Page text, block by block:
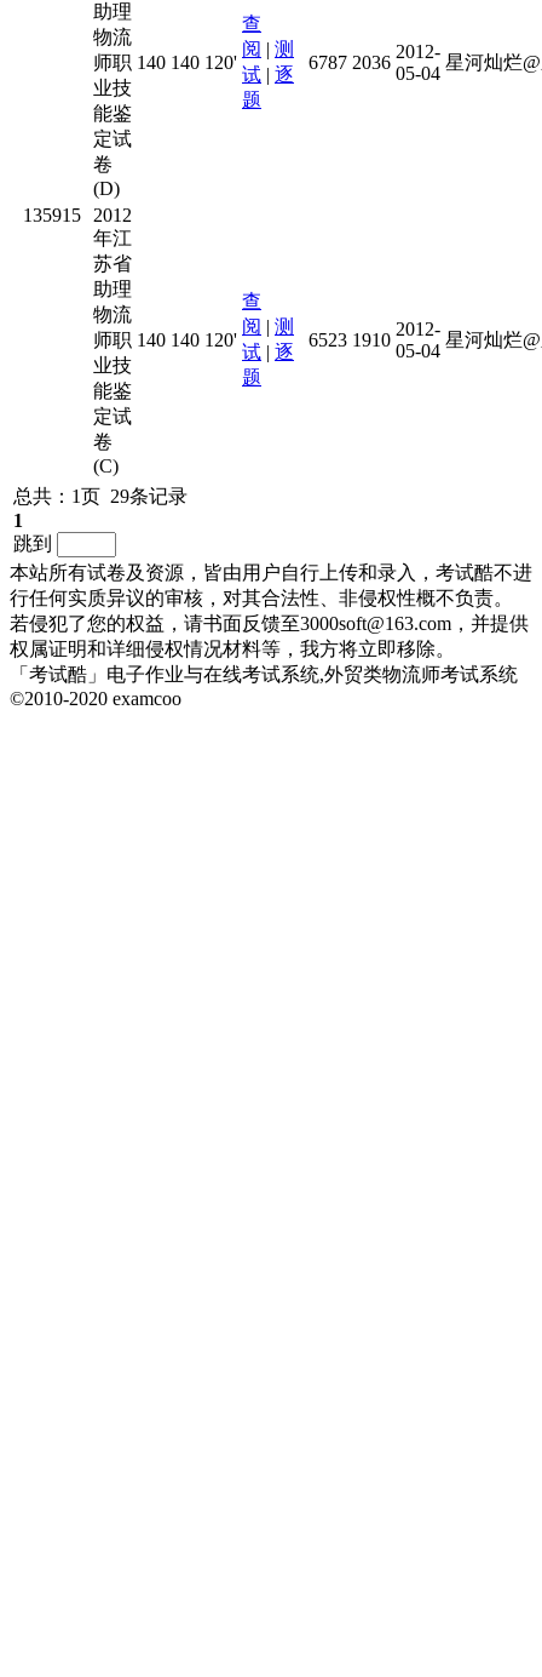
助理
物流
师职
业技
能鉴
定试
卷
(D)
140 140 120'
查
阅 | 测
试 | 逐
题
6787 2036
2012-
05-04
星河灿烂
135915
2012
年江
苏省
助理
物流
师职
业技
能鉴
定试
卷
(C)
140 140 120'
查
阅 | 测
试 | 逐
题
6523 1910
2012-
05-04
星河灿烂
总共：1页 29条记录
1
跳到
本站所有试卷及资源，皆由用户自行上传和录入，考试酷不进
行任何实质异议的审核，对其合法性、非侵权性概不负责。
若侵犯了您的权益，请书面反馈至3000soft@163.com，并提供
权属证明和详细侵权情况材料等，我方将立即移除。
「考试酷」电子作业与在线考试系统,外贸类物流师考试系统
©2010-2020 examcoo